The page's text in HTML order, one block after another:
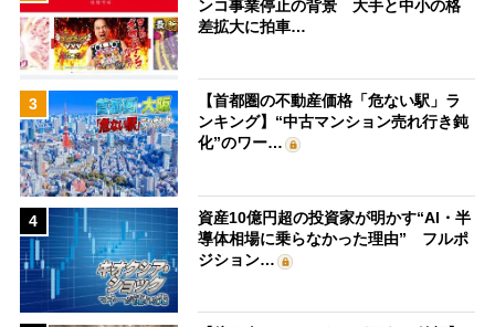
ンコ事業停止の背景 大手と中小の格
差拡大に拍車…
3
【首都圏の不動産価格「危ない駅」ラ
ンキング】“中古マンション売れ行き鈍
化”のワー…
4
資産10億円超の投資家が明かす“AI・半
導体相場に乗らなかった理由” フルポ
ジション…